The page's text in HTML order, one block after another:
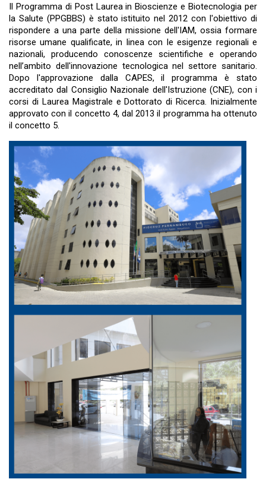
Il Programma di Post Laurea in Bioscienze e Biotecnologia per
la Salute (PPGBBS) è stato istituito nel 2012 con l'obiettivo di
rispondere a una parte della missione dell'IAM, ossia formare
risorse umane qualificate, in linea con le esigenze regionali e
nazionali, producendo conoscenze scientifiche e operando
nell’ambito dell'innovazione tecnologica nel settore sanitario.
Dopo l'approvazione dalla CAPES, il programma è stato
accreditato dal Consiglio Nazionale dell'Istruzione (CNE), con i
corsi di Laurea Magistrale e Dottorato di Ricerca. Inizialmente
approvato con il concetto 4, dal 2013 il programma ha ottenuto
il concetto 5.